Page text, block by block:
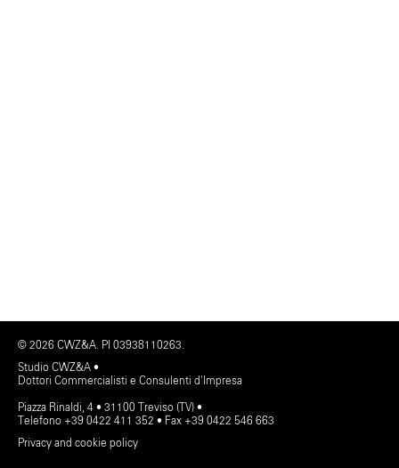
© 2026 CWZ&A. PI 03938110263.
Studio CWZ&A •
Dottori Commercialisti e Consulenti d'Impresa
Piazza Rinaldi, 4 • 31100 Treviso (TV) •
Telefono +39 0422 411 352 • Fax +39 0422 546 663
Privacy and cookie policy